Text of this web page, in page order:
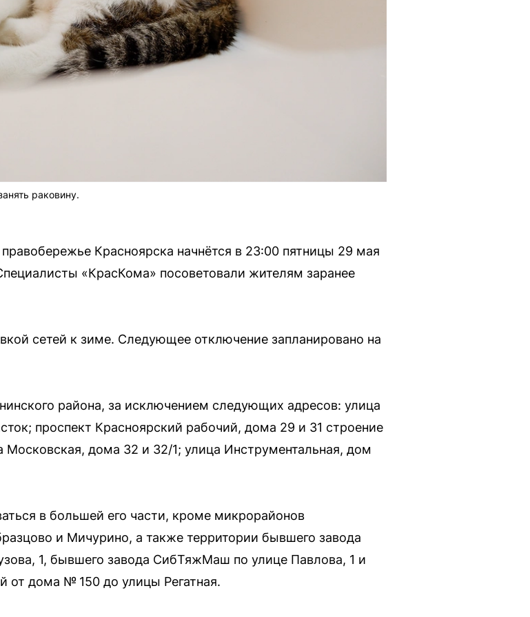
раковину.
Красноярска начнётся в 23:00 пятницы 29 мая
«КрасКома» посоветовали жителям заранее
сетей к зиме. Следующее отключение запланировано на
района, за исключением следующих адресов: улица
проспект Красноярский рабочий, дома 29 и 31 строение
Московская, дома 32 и 32/1; улица Инструментальная, дом
в большей его части, кроме микрорайонов
и Мичурино, а также территории бывшего завода
1, бывшего завода СибТяжМаш по улице Павлова, 1 и
от дома № 150 до улицы Регатная.